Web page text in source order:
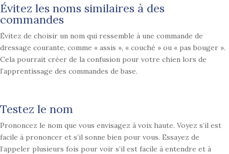
Évitez les noms similaires à des
commandes
Évitez de choisir un nom qui ressemble à une commande de
dressage courante, comme « assis », « couché » ou « pas bouger ».
Cela pourrait créer de la confusion pour votre chien lors de
l’apprentissage des commandes de base.
Testez le nom
Prononcez le nom que vous envisagez à voix haute. Voyez s’il est
facile à prononcer et s’il sonne bien pour vous. Essayez de
l’appeler plusieurs fois pour voir s’il est facile à entendre et à